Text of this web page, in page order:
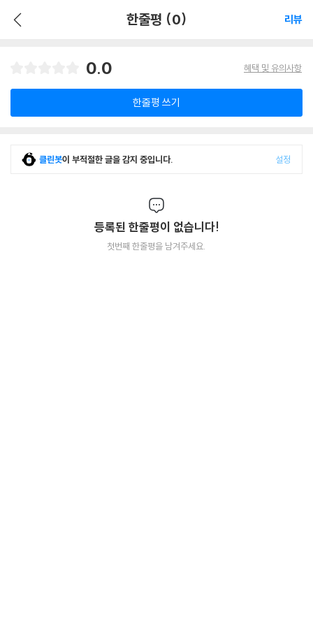
한줄평 (0) 리뷰
0.0 혜택 및 유의사항
한줄평 쓰기
클린봇이 부적절한 글을 감지 중입니다. 설정
등록된 한줄평이 없습니다!
첫번째 한줄평을 남겨주세요.